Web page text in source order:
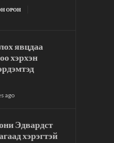
ОРОН
явцдаа
хэрхэн
ago
Эдвардст
хэрэгтэй